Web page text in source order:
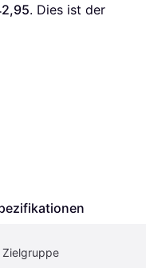
. Dies ist der
Zielgruppe